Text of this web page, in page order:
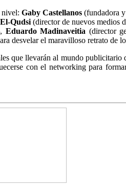
nivel:Gaby Castellanos (fundadora
Qudsi(director de nuevos medios
Eduardo Madinaveitia (director
desvelar el maravilloso retrato de
que llevarán al mundo
con el networking para